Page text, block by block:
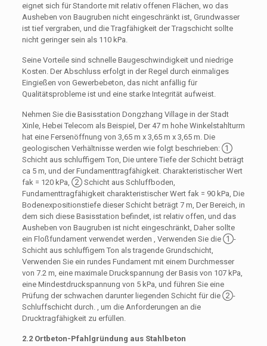
eignet sich für Standorte mit relativ offenen Flächen, wo das
Ausheben von Baugruben nicht eingeschränkt ist, Grundwasser
ist tief vergraben, und die Tragfähigkeit der Tragschicht sollte
nicht geringer sein als 110 kPa.
Seine Vorteile sind schnelle Baugeschwindigkeit und niedrige
Kosten. Der Abschluss erfolgt in der Regel durch einmaliges
Eingießen von Gewerbebeton, das nicht anfällig für
Qualitätsprobleme ist und eine starke Integrität aufweist.
Nehmen Sie die Basisstation Dongzhang Village in der Stadt
Xinle, Hebei Telecom als Beispiel, Der 47 m hohe Winkelstahlturm
hat eine Fersenöffnung von 3,65 m x 3,65 m x 3,65 m. Die
geologischen Verhältnisse werden wie folgt beschrieben: ①
Schicht aus schluffigem Ton, Die untere Tiefe der Schicht beträgt
ca 5 m, und der Fundamenttragfähigkeit. Charakteristischer Wert
fak = 120 kPa, ② Schicht aus Schluffboden,
Fundamenttragfähigkeit charakteristischer Wert fak = 90 kPa, Die
Bodenexpositionstiefe dieser Schicht beträgt 7 m, Der Bereich, in
dem sich diese Basisstation befindet, ist relativ offen, und das
Ausheben von Baugruben ist nicht eingeschränkt, Daher sollte
ein Floßfundament verwendet werden , Verwenden Sie die ①-
Schicht aus schluffigem Ton als tragende Grundschicht,
Verwenden Sie ein rundes Fundament mit einem Durchmesser
von 7.2 m, eine maximale Druckspannung der Basis von 107 kPa,
eine Mindestdruckspannung von 5 kPa, und führen Sie eine
Prüfung der schwachen darunter liegenden Schicht für die ②-
Schluffschicht durch. , um die Anforderungen an die
Drucktragfähigkeit zu erfüllen.
2.2 Ortbeton-Pfahlgründung aus Stahlbeton